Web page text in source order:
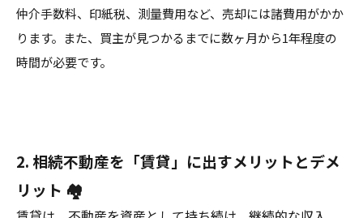
仲介手数料、印紙税、測量費用など、売却には諸費用がかか
ります。また、買主が見つかるまでに数ヶ月から1年程度の
時間が必要です。
2. 相続不動産を「賃貸」に出すメリットとデメ
リット 🏘️